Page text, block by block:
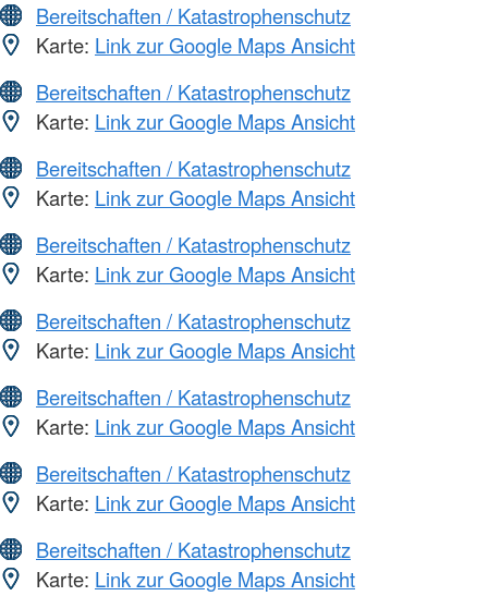
Bereitschaften / Katastrophenschutz
Karte: Link zur Google Maps Ansicht
Bereitschaften / Katastrophenschutz
Karte: Link zur Google Maps Ansicht
Bereitschaften / Katastrophenschutz
Karte: Link zur Google Maps Ansicht
Bereitschaften / Katastrophenschutz
Karte: Link zur Google Maps Ansicht
Bereitschaften / Katastrophenschutz
Karte: Link zur Google Maps Ansicht
Bereitschaften / Katastrophenschutz
Karte: Link zur Google Maps Ansicht
Bereitschaften / Katastrophenschutz
Karte: Link zur Google Maps Ansicht
Bereitschaften / Katastrophenschutz
Karte: Link zur Google Maps Ansicht